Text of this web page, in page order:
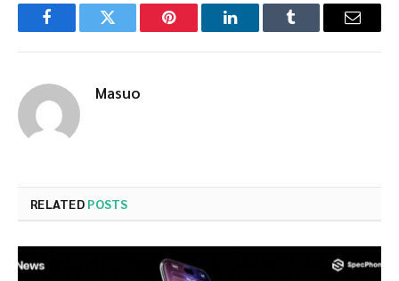
FacebookTwitter Pinterest LinkedInTumblr Email
Masuo
RELATED POSTS